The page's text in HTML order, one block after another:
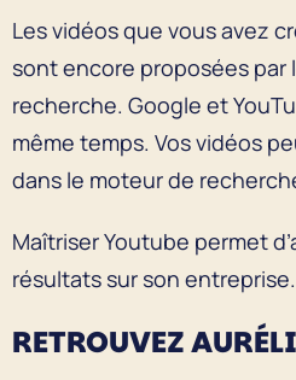
Les vidéos que vous avez
sont encore proposées par
recherche. Google et
même temps. Vos vidéos
dans le moteur de
Maîtriser Youtube permet
résultats sur son entreprise.
RETROUVEZ